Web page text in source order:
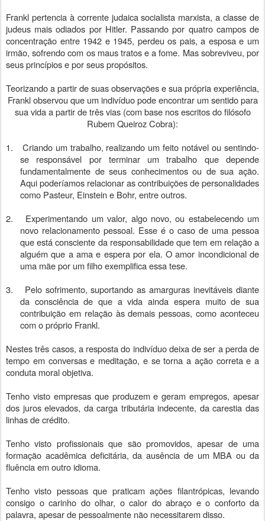
Frankl pertencia à corrente judaica socialista marxista, a classe de
judeus mais odiados por Hitler. Passando por quatro campos de
concentração entre 1942 e 1945, perdeu os pais, a esposa e um
irmão, sofrendo com os maus tratos e a fome. Mas sobreviveu, por
seus princípios e por seus propósitos.
Teorizando a partir de suas observações e sua própria experiência,
Frankl observou que um indivíduo pode encontrar um sentido para
sua vida a partir de três vias (com base nos escritos do filósofo
Rubem Queiroz Cobra):
1.
Criando um trabalho, realizando um feito notável ou sentindo-
se responsável por terminar um trabalho que depende
fundamentalmente de seus conhecimentos ou de sua ação.
Aqui poderíamos relacionar as contribuições de personalidades
como Pasteur, Einstein e Bohr, entre outros.
2.
Experimentando um valor, algo novo, ou estabelecendo um
novo relacionamento pessoal. Esse é o caso de uma pessoa
que está consciente da responsabilidade que tem em relação a
alguém que a ama e espera por ela. O amor incondicional de
uma mãe por um filho exemplifica essa tese.
3.
Pelo sofrimento, suportando as amarguras inevitáveis diante
da consciência de que a vida ainda espera muito de sua
contribuição em relação às demais pessoas, como aconteceu
com o próprio Frankl.
Nestes três casos, a resposta do indivíduo deixa de ser a perda de
tempo em conversas e meditação, e se torna a ação correta e a
conduta moral objetiva.
Tenho visto empresas que produzem e geram empregos, apesar
dos juros elevados, da carga tributária indecente, da carestia das
linhas de crédito.
Tenho visto profissionais que são promovidos, apesar de uma
formação acadêmica deficitária, da ausência de um MBA ou da
fluência em outro idioma.
Tenho visto pessoas que praticam ações filantrópicas, levando
consigo o carinho do olhar, o calor do abraço e o conforto da
palavra, apesar de pessoalmente não necessitarem disso.